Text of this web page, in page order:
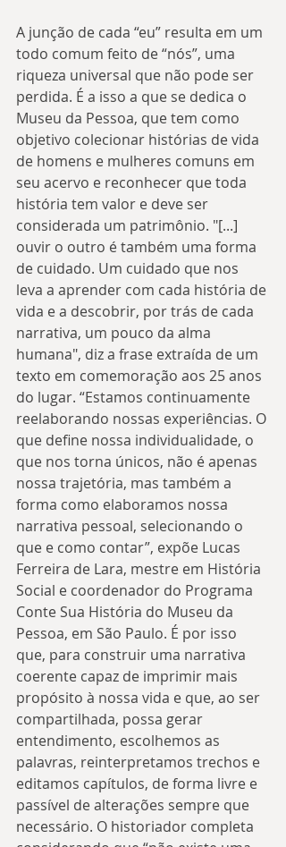
A junção de cada “eu” resulta em um
todo comum feito de “nós”, uma
riqueza universal que não pode ser
perdida. É a isso a que se dedica o
Museu da Pessoa, que tem como
objetivo colecionar histórias de vida
de homens e mulheres comuns em
seu acervo e reconhecer que toda
história tem valor e deve ser
considerada um patrimônio. "[...]
ouvir o outro é também uma forma
de cuidado. Um cuidado que nos
leva a aprender com cada história de
vida e a descobrir, por trás de cada
narrativa, um pouco da alma
humana", diz a frase extraída de um
texto em comemoração aos 25 anos
do lugar. “Estamos continuamente
reelaborando nossas experiências. O
que define nossa individualidade, o
que nos torna únicos, não é apenas
nossa trajetória, mas também a
forma como elaboramos nossa
narrativa pessoal, selecionando o
que e como contar”, expõe Lucas
Ferreira de Lara, mestre em História
Social e coordenador do Programa
Conte Sua História do Museu da
Pessoa, em São Paulo. É por isso
que, para construir uma narrativa
coerente capaz de imprimir mais
propósito à nossa vida e que, ao ser
compartilhada, possa gerar
entendimento, escolhemos as
palavras, reinterpretamos trechos e
editamos capítulos, de forma livre e
passível de alterações sempre que
necessário. O historiador completa